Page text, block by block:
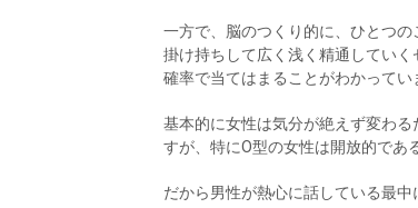
一方で、脳のつくり的に、ひとつ
掛け持ちして広く浅く精通してい
確率で当てはまることがわかってい
基本的に女性は気分が絶えず変わ
すが、特にO型の女性は開放的であ
だから男性が熱心に話している最